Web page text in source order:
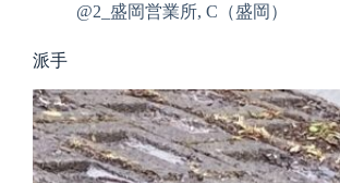
@2_盛岡営業所, C（盛岡）
派手